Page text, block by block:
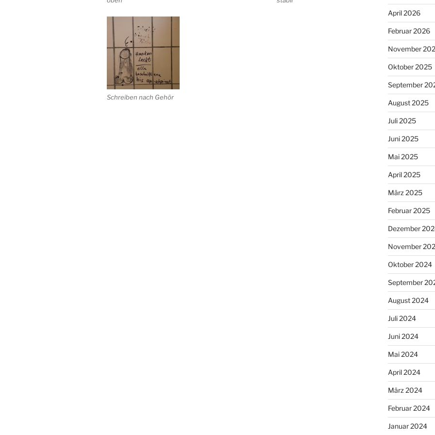
Schreiben nach Gehör
April 2026
Februar 2026
November
Oktober 2025
September
August 2025
Juli 2025
Juni 2025
Mai 2025
April 2025
März 2025
Februar 2025
Dezember
November
Oktober 2024
September
August 2024
Juli 2024
Juni 2024
Mai 2024
April 2024
März 2024
Februar 2024
Januar 2024